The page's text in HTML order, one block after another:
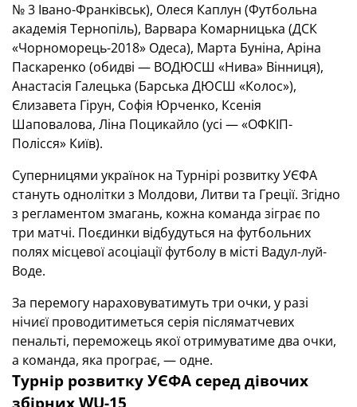
№ 3 Івано-Франківськ), Олеся Каплун (Футбольна
академія Тернопіль), Варвара Комарницька (ДСК
«Чорноморець-2018» Одеса), Марта Буніна, Аріна
Паскаренко (обидві — ВОДЮСШ «Нива» Вінниця),
Анастасія Галецька (Барська ДЮСШ «Колос»),
Єлизавета Гірун, Софія Юрченко, Ксенія
Шаповалова, Ліна Поцикайло (усі — «ОФКІП-
Полісся» Київ).
Суперницями українок на Турнірі розвитку УЄФА
стануть однолітки з Молдови, Литви та Греції. Згідно
з регламентом змагань, кожна команда зіграє по
три матчі. Поєдинки відбудуться на футбольних
полях місцевої асоціації футболу в місті Вадул-луй-
Воде.
За перемогу нараховуватимуть три очки, у разі
нічиєї проводитиметься серія післяматчевих
пенальті, переможець якої отримуватиме два очки,
а команда, яка програє, — одне.
Турнір розвитку УЄФА серед дівочих
збірних WU-15